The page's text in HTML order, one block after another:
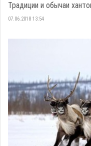
Традиции и обычаи
07.06.2018 13:54